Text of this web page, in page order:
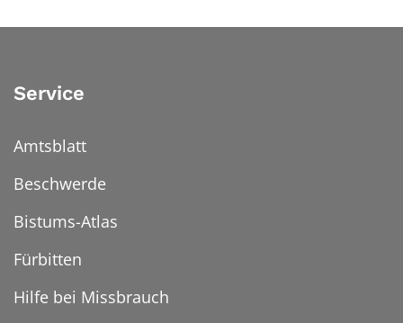
Service
Amtsblatt
Beschwerde
Bistums-Atlas
Fürbitten
Hilfe bei Missbrauch